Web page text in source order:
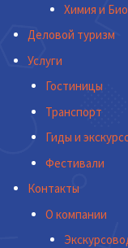
Химия и
Деловой туризм
Услуги
Гостиницы
Транспорт
Гиды и
Фестивали
Контакты
О компании